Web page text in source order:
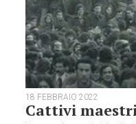
18 FEBBRAIO 2022
Cattivi maestri